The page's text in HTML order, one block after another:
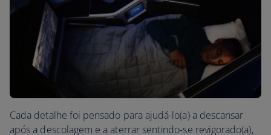
Cada detalhe foi pensado para ajudá-lo(a) a descansar
após a descolagem e a aterrar sentindo-se revigorado(a),